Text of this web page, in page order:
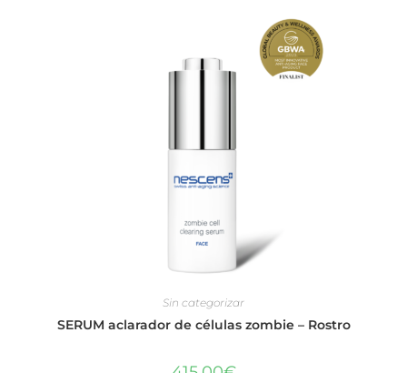
Sin categorizar
SERUM aclarador de células zombie – Rostro